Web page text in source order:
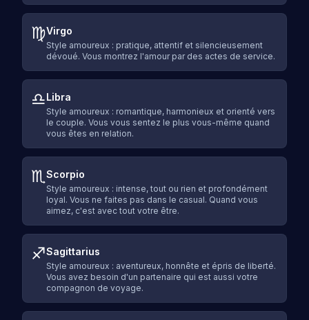
♍Virgo
Style amoureux : pratique, attentif et silencieusement
dévoué. Vous montrez l'amour par des actes de service.
♎Libra
Style amoureux : romantique, harmonieux et orienté vers
le couple. Vous vous sentez le plus vous-même quand
vous êtes en relation.
♏Scorpio
Style amoureux : intense, tout ou rien et profondément
loyal. Vous ne faites pas dans le casual. Quand vous
aimez, c'est avec tout votre être.
♐Sagittarius
Style amoureux : aventureux, honnête et épris de liberté.
Vous avez besoin d'un partenaire qui est aussi votre
compagnon de voyage.